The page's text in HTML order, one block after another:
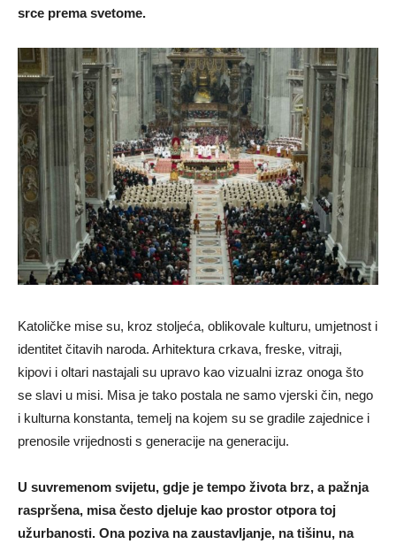
srce prema svetome.
Katoličke mise su, kroz stoljeća, oblikovale kulturu, umjetnost i
identitet čitavih naroda. Arhitektura crkava, freske, vitraji,
kipovi i oltari nastajali su upravo kao vizualni izraz onoga što
se slavi u misi. Misa je tako postala ne samo vjerski čin, nego
i kulturna konstanta, temelj na kojem su se gradile zajednice i
prenosile vrijednosti s generacije na generaciju.
U suvremenom svijetu, gdje je tempo života brz, a pažnja
raspršena, misa često djeluje kao prostor otpora toj
užurbanosti. Ona poziva na zaustavljanje, na tišinu, na